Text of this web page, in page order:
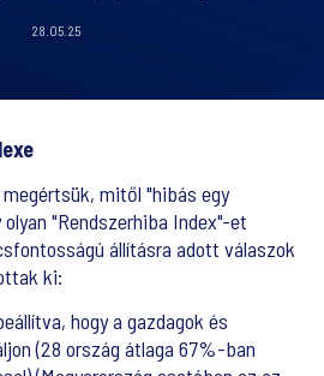
28.05.25
mitől "hibás egy
"Rendszerhiba Index"-et
állításra adott válaszok
ki:
hogy a gazdagok és
(28 ország átlaga 67%-ban